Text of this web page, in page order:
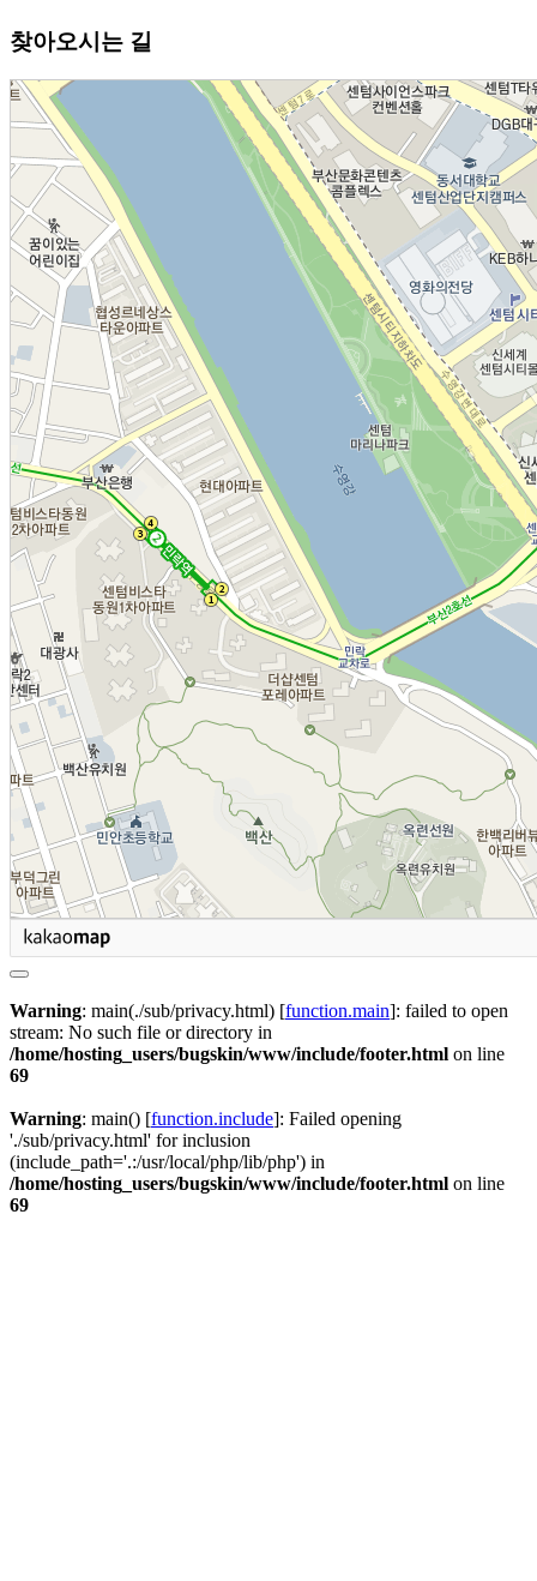
찾아오시는 길
Warning: main(./sub/privacy.html) [function.main]: failed to open
stream: No such file or directory in
/home/hosting_users/bugskin/www/include/footer.html on line
69
Warning: main() [function.include]: Failed opening
'./sub/privacy.html' for inclusion
(include_path='.:/usr/local/php/lib/php') in
/home/hosting_users/bugskin/www/include/footer.html on line
69